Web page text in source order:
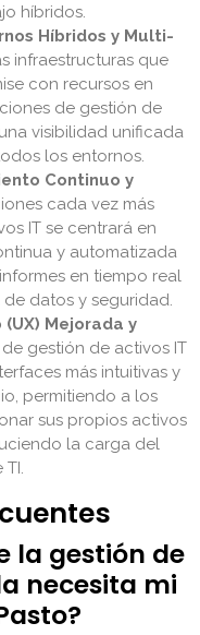
híbridos.
Híbridos y Multi-
infraestructuras que
con recursos en
de gestión de
visibilidad unificada
los entornos.
Continuo y
cada vez más
IT se centrará en
y automatizada
en tiempo real
datos y seguridad.
Mejorada y
gestión de activos IT
más intuitivas y
permitiendo a los
sus propios activos
la carga del
la gestión de
necesita mi